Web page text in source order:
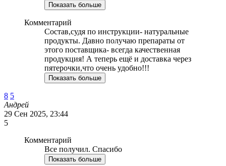
Показать больше
Комментарий
Состав,судя по инструкции- натуральные
продукты. Давно получаю препараты от
этого поставщика- всегда качественная
продукция! А теперь ещё и доставка через
пятерочки,что очень удобно!!!
Показать больше
8 5
Андрей
29 Сен 2025, 23:44
5
Комментарий
Все получил. Спасибо
Показать больше